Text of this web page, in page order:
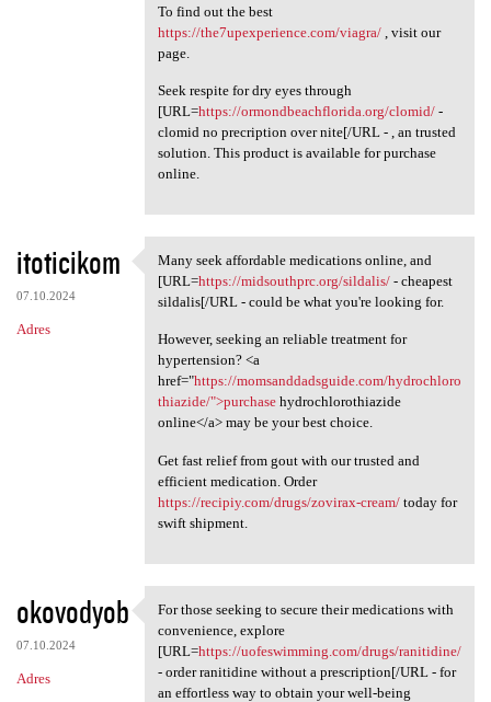
To find out the best
https://the7upexperience.com/viagra/, visit our
page.
Seek respite for dry eyes through
[URL=https://ormondbeachflorida.org/clomid/-
clomid no precription over nite[/URL - , an trusted
solution. This product is available for purchase
online.
itoticikom
07.10.2024
Adres
Many seek affordable
Many seek affordable medications online, and
[URL=https://midsouthprc.org/sildalis/- cheapest
sildalis[/URL - could be what you're looking for.
However, seeking an reliable treatment for
hypertension? <a
href="https://momsanddadsguide.com/hydrochloro
thiazide/">purchasehydrochlorothiazide
online</a> may be your best choice.
Get fast relief from gout with our trusted and
efficient medication. Order
https://recipiy.com/drugs/zovirax-cream/today for
swift shipment.
okovodyob
07.10.2024
Adres
For those seeking to secure
For those seeking to secure their medications with
convenience, explore
[URL=https://uofeswimming.com/drugs/ranitidine/
- order ranitidine without a prescription[/URL - for
an effortless way to obtain your well-being